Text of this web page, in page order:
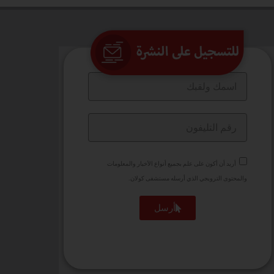
أريد أن أكون على علم بجميع أنواع الأخبار والمعلومات
والمحتوى الترويجي الذي أرسله مستشفى كولان.
أرسل